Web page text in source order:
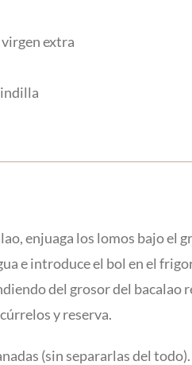
extra
enjuaga los lomos bajo el
e introduce el bol en el
del grosor del bacalao
y reserva.
(sin separarlas del